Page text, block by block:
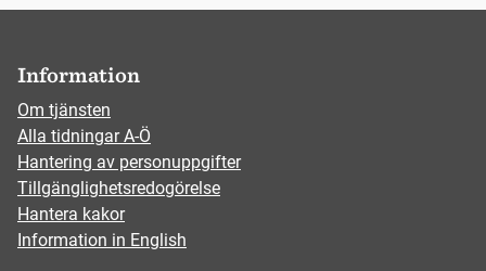
Information
Om tjänsten
Alla tidningar A-Ö
Hantering av personuppgifter
Tillgänglighetsredogörelse
Hantera kakor
Information in English